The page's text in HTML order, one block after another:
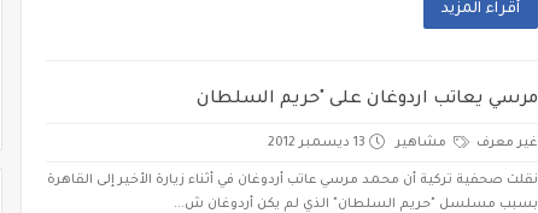
أقراء المزيد
مرسي يعاتب اردوغان على "حريم السلطان
غير معرف مشاهير 13 ديسمبر 2012
نقلت صحفية تركية أن محمد مرسي عاتب أردوغان في أثناء زيارة الأخير إلى القاهرة
بسبب مسلسل "حريم السلطان" الذي لم يكن أردوغان ش...